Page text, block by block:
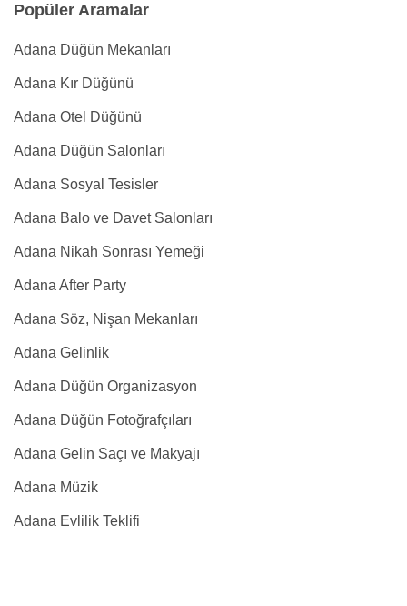
Popüler Aramalar
Adana Düğün Mekanları
Adana Kır Düğünü
Adana Otel Düğünü
Adana Düğün Salonları
Adana Sosyal Tesisler
Adana Balo ve Davet Salonları
Adana Nikah Sonrası Yemeği
Adana After Party
Adana Söz, Nişan Mekanları
Adana Gelinlik
Adana Düğün Organizasyon
Adana Düğün Fotoğrafçıları
Adana Gelin Saçı ve Makyajı
Adana Müzik
Adana Evlilik Teklifi